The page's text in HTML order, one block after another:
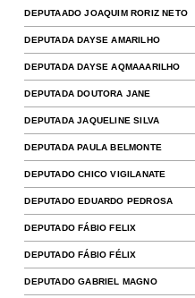
DEPUTAADO JOAQUIM RORIZ NETO
DEPUTADA DAYSE AMARILHO
DEPUTADA DAYSE AQMAAARILHO
DEPUTADA DOUTORA JANE
DEPUTADA JAQUELINE SILVA
DEPUTADA PAULA BELMONTE
DEPUTADO CHICO VIGILANATE
DEPUTADO EDUARDO PEDROSA
DEPUTADO FÁBIO FELIX
DEPUTADO FÁBIO FÉLIX
DEPUTADO GABRIEL MAGNO